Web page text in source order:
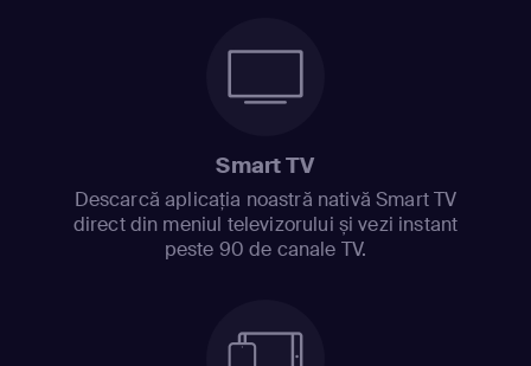
Smart TV
Descarcă aplicația noastră nativă Smart TV
direct din meniul televizorului și vezi instant
peste 90 de canale TV.